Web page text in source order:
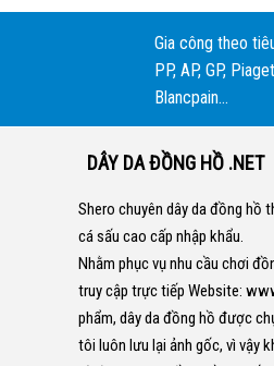
Gia công theo
PP, AP, GP,
Blancpain...
DÂY DA ĐỒNG HỒ .NET
Shero chuyên dây da đồng hồ
cá sấu cao cấp nhập khẩu.
Nhằm phục vụ nhu cầu chơi
truy cập trực tiếp Website:
phẩm, dây da đồng hồ được
tôi luôn lưu lại ảnh gốc, vì vậy